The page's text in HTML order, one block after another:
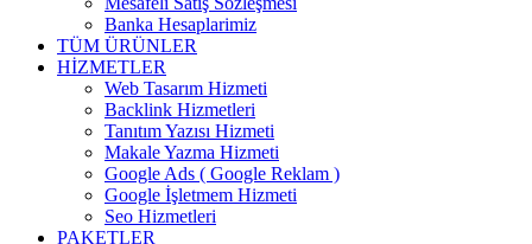
Banka Hesaplarimiz
TÜM ÜRÜNLER
HİZMETLER
Web Tasarım Hizmeti
Backlink Hizmetleri
Tanıtım Yazısı Hizmeti
Makale Yazma Hizmeti
Google Ads ( Google Reklam )
Google İşletmem Hizmeti
Seo Hizmetleri
PAKETLER